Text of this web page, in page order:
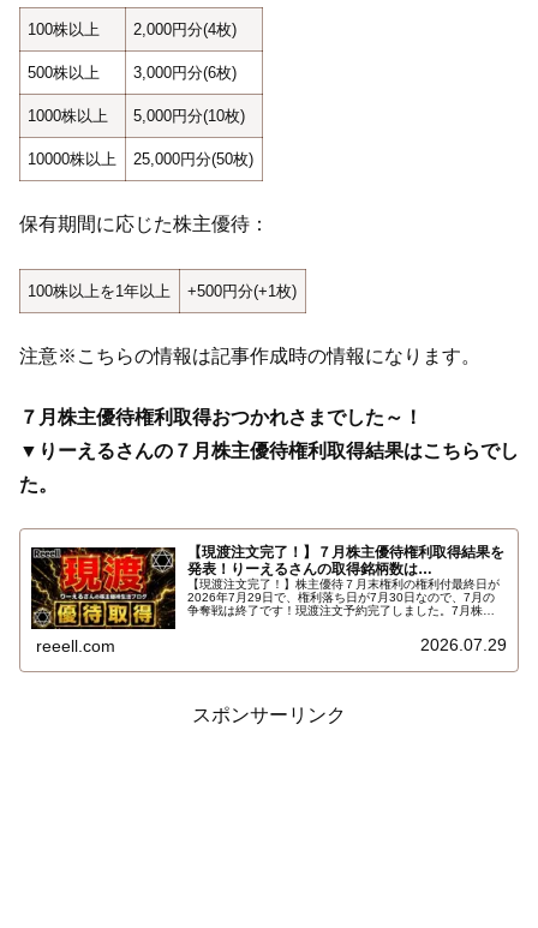
100株以上 2,000円分(4枚)
500株以上 3,000円分(6枚)
1000株以上 5,000円分(10枚)
10000株以上 25,000円分(50枚)
保有期間に応じた株主優待：
100株以上を1年以上 +500円分(+1枚)
注意※こちらの情報は記事作成時の情報になります。
７月株主優待権利取得おつかれさまでした～！
▼りーえるさんの７月株主優待権利取得結果はこちらでし
た。
【現渡注文完了！】７月株主優待権利取得結果を
発表！りーえるさんの取得銘柄数は…
【現渡注文完了！】株主優待７月末権利の権利付最終日が
2026年7月29日で、権利落ち日が7月30日なので、7月の
争奪戦は終了です！現渡注文予約完了しました。7月株主
reeell.com 2026.07.29
スポンサーリンク